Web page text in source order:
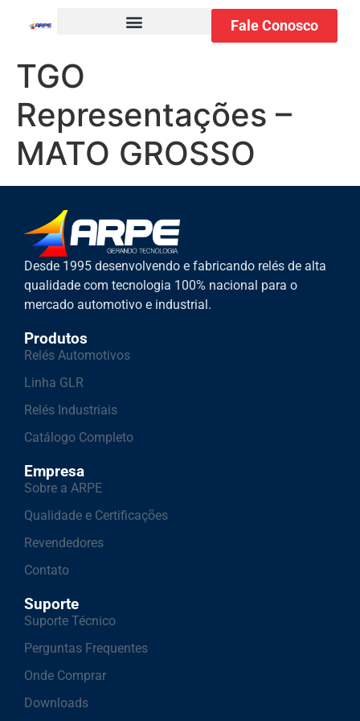
Fale Conosco
TGO
Representações –
MATO GROSSO
Desde 1995 desenvolvendo e fabricando relés de alta
qualidade com tecnologia 100% nacional para o
mercado automotivo e industrial.
Produtos
Relés Automotivos
Linha GLR
Relés Industriais
Catálogo Completo
Empresa
Sobre a ARPE
Qualidade e Certificações
Revendedores
Contato
Suporte
Suporte Técnico
Perguntas Frequentes
Onde Comprar
Downloads